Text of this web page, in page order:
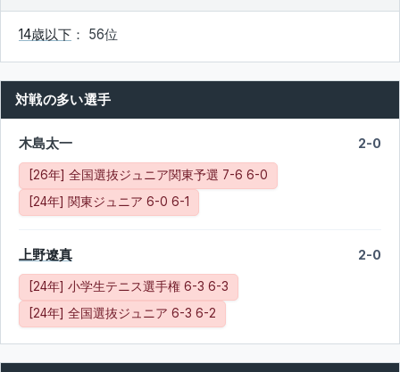
14歳以下 ： 56位
対戦の多い選手
木島太一 2-0
[26年] 全国選抜ジュニア関東予選 7-6 6-0
[24年] 関東ジュニア 6-0 6-1
上野遼真 2-0
[24年] 小学生テニス選手権 6-3 6-3
[24年] 全国選抜ジュニア 6-3 6-2